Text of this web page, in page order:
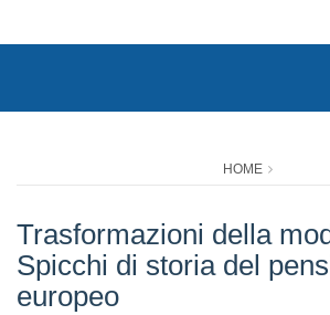
HOME
Trasformazioni della
Spicchi di storia del
europeo